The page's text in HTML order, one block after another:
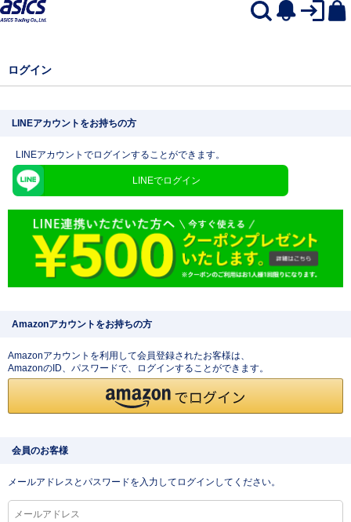
ログイン
LINEアカウントをお持ちの方
LINEアカウントでログインすることができます。
LINEでログイン
Amazonアカウントをお持ちの方
Amazonアカウントを利用して会員登録されたお客様は、
AmazonのID、パスワードで、ログインすることができます。
会員のお客様
メールアドレスとパスワードを入力してログインしてください。